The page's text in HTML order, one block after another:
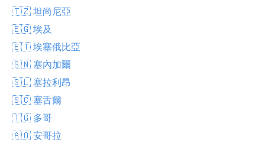
🇹🇿 坦尚尼亞
🇪🇬 埃及
🇪🇹 埃塞俄比亞
🇸🇳 塞內加爾
🇸🇱 塞拉利昂
🇸🇨 塞舌爾
🇹🇬 多哥
🇦🇴 安哥拉